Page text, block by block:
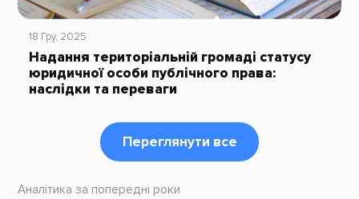
18 Гру, 2025
Надання територіальній громаді статусу
юридичної особи публічного права:
наслідки та переваги
Переглянути все
Аналітика за попередні роки